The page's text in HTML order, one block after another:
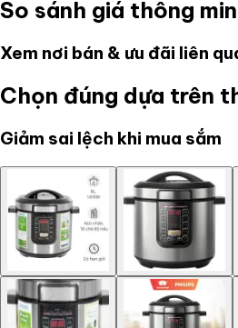
So sánh giá thông
Xem nơi bán & ưu đãi liên
Chọn đúng dựa trên
Giảm sai lệch khi mua sắm